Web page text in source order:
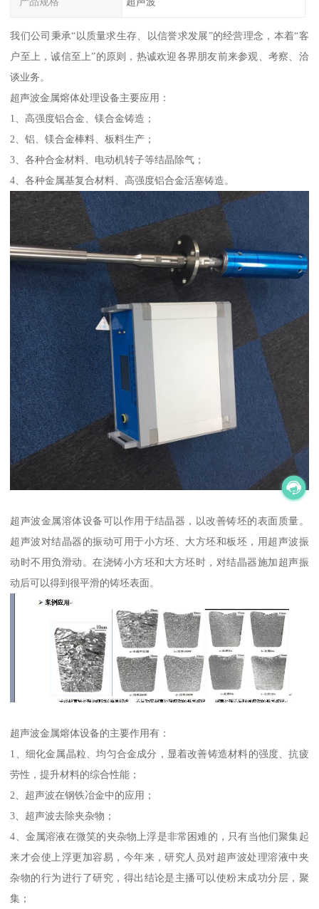
我们公司秉承“以质量求生存、以信誉求发展”的经营理念，本着“客
户至上，诚信至上”的原则，热诚欢迎各界朋友前来参观、考察、洽
谈业务。
超声波金属熔体处理设备主要应用：
1、高强度铝合金、镁合金铸造；
2、铝、镁合金棒料、板料生产；
3、各种合金材料、电动机转子等结晶除气；
4、各种金属基复合材料、高强度铝合金活塞铸造。
超声波金属溶体设备可以作用于结晶器，以改善铸坯的表面质量。
超声波对结晶器的振动可用于小方坯、大方坯和板坯，用超声波振
动时不用负滑动。在浇铸小方坯和大方坯时，对结晶器施加超声振
动后可以得到很平滑的铸坯表面。
超声波金属熔体设备的主要作用有：
1、细化金属晶粒、均匀合金成分，显着改善铸造材料的强度、抗疲
劳性，提升材料的综合性能；
2、超声波在钢铁冶金中的应用；
3、超声波去除夹杂物；
4、金属溶液在微笑的夹杂物上浮是非常困难的，只有当他们聚集起
来才会使上浮更加容易，今年来，研究人员对超声波处理溶液中夹
杂物的行为进行了研究，得出结论是主播可以使粉末成功分层，聚
集；